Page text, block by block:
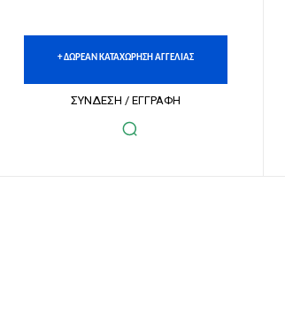
ΑΓΓΕΛΙΩΝ ΑΚΙΝΗΤΩΝ &
+ ΔΩΡΕΑΝ ΚΑΤΑΧΩΡΗΣΗ ΑΓΓΕΛΙΑΣ
ΣΥΝΔΕΣΗ / ΕΓΓΡΑΦΗ